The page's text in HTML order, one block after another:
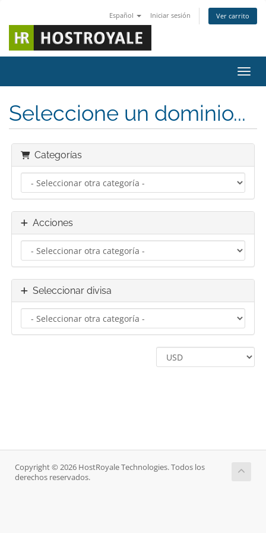
Español Iniciar sesión Ver carrito
Seleccione un dominio...
Categorías
Acciones
Seleccionar divisa
Copyright © 2026 HostRoyale Technologies. Todos los
derechos reservados.